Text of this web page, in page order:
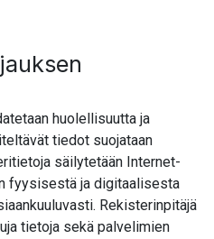
huolellisuutta ja
tiedot suojataan
säilytetään Internet-
fyysisestä ja digitaalisesta
Rekisterinpitäjä
tietoja sekä palvelimien